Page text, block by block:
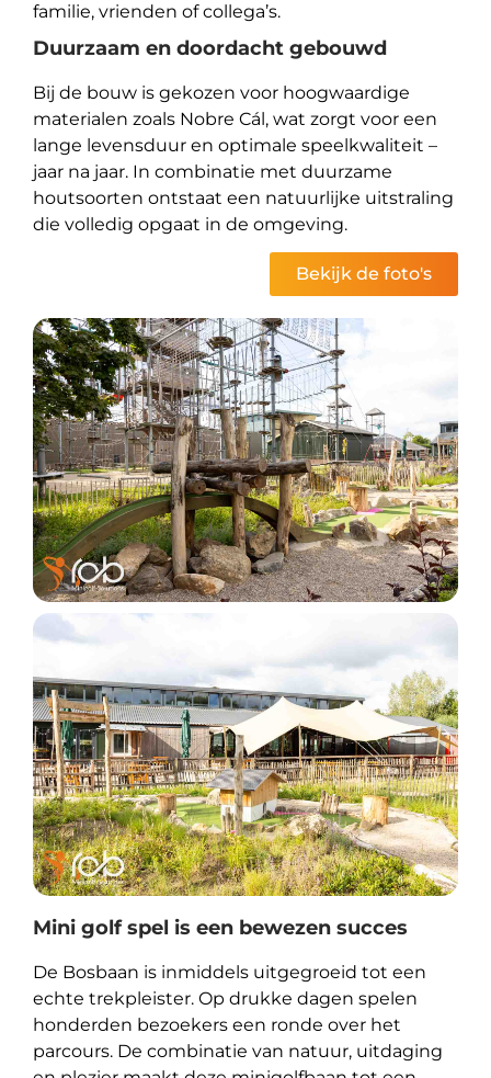
familie, vrienden of collega’s.
Duurzaam en doordacht gebouwd
Bij de bouw is gekozen voor hoogwaardige
materialen zoals Nobre Cál, wat zorgt voor een
lange levensduur en optimale speelkwaliteit –
jaar na jaar. In combinatie met duurzame
houtsoorten ontstaat een natuurlijke uitstraling
die volledig opgaat in de omgeving.
Bekijk de foto's
Mini golf spel is een bewezen succes
De Bosbaan is inmiddels uitgegroeid tot een
echte trekpleister. Op drukke dagen spelen
honderden bezoekers een ronde over het
parcours. De combinatie van natuur, uitdaging